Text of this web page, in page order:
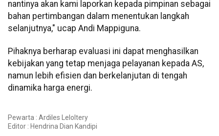
nantinya akan kami laporkan kepada pimpinan sebagai
bahan pertimbangan dalam menentukan langkah
selanjutnya," ucap Andi Mappiguna.
Pihaknya berharap evaluasi ini dapat menghasilkan
kebijakan yang tetap menjaga pelayanan kepada AS,
namun lebih efisien dan berkelanjutan di tengah
dinamika harga energi.
Pewarta : Ardiles Leloltery
Editor : Hendrina Dian Kandipi